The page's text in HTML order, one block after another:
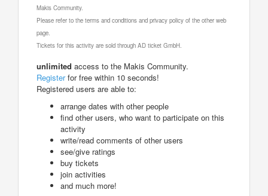
Makis Community.
Please refer to the terms and conditions and privacy policy of the other web
page.
Tickets for this activity are sold through AD ticket GmbH.
unlimited access to the Makis Community.
Registerfor free within 10 seconds!
Registered users are able to:
arrange dates with other people
find other users, who want to participate on this
activity
write/read comments of other users
see/give ratings
buy tickets
join activities
and much more!